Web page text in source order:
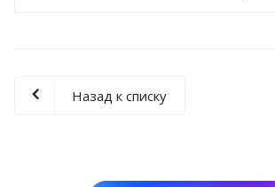
Назад к списку